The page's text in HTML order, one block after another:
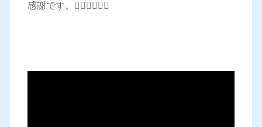
感謝です。🙇‍♂️🙇‍♂️🙇‍♂️